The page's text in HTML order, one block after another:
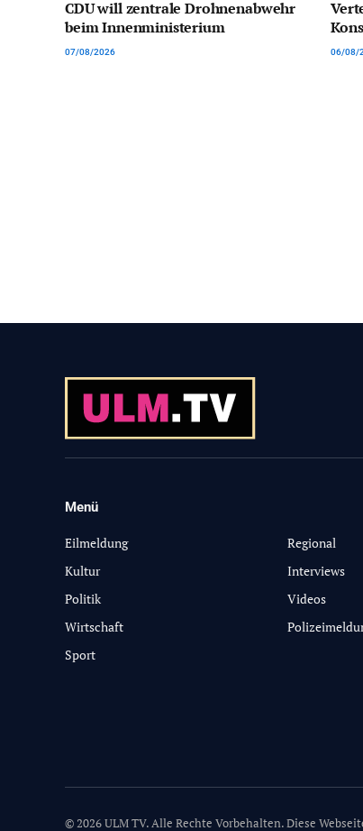
CDU will zentrale Drohnenabwehr
beim Innenministerium
07/08/2026 06/08/
Menü
Eilmeldung
Kultur
Politik
Wirtschaft
Sport
Regional
Interviews
Videos
© 2026 ULM TV. Alle Rechte Vorbehalten. Diese